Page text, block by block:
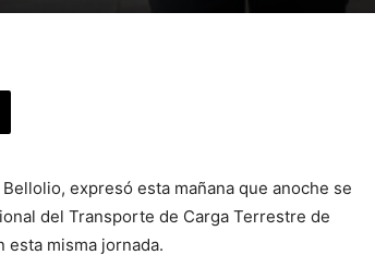
expresó esta mañana que anoche se
del Transporte de Carga Terrestre de
esta misma jornada.